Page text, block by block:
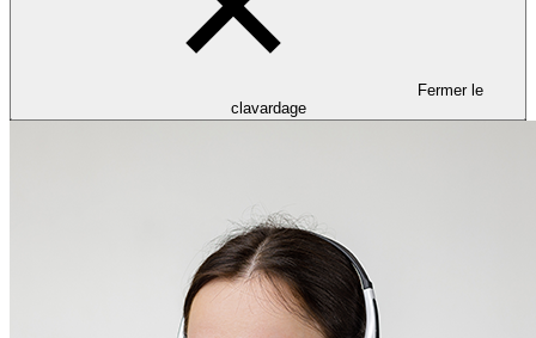
Fermer le
clavardage